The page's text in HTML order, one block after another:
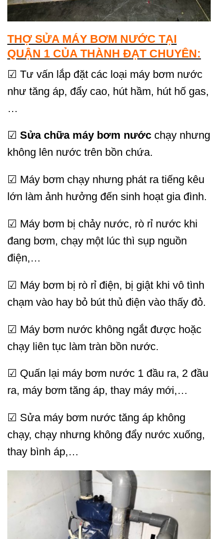
THỢ SỬA MÁY BƠM NƯỚC TẠI
QUẬN 1 CỦA THÀNH ĐẠT CHUYÊN:
☑ Tư vấn lắp đặt các loại máy bơm nước
như tăng áp, đẩy cao, hút hầm, hút hố gas,
…
☑ Sửa chữa máy bơm nước chạy nhưng
không lên nước trên bồn chứa.
☑ Máy bơm chạy nhưng phát ra tiếng kêu
lớn làm ảnh hưởng đến sinh hoạt gia đình.
☑ Máy bơm bị chảy nước, rò rỉ nước khi
đang bơm, chạy một lúc thì sụp nguồn
điện,…
☑ Máy bơm bị rò rỉ điện, bị giật khi vô tình
chạm vào hay bỏ bút thủ điện vào thấy đỏ.
☑ Máy bơm nước không ngắt được hoặc
chạy liên tục làm tràn bồn nước.
☑ Quấn lại máy bơm nước 1 đầu ra, 2 đầu
ra, máy bơm tăng áp, thay máy mới,…
☑ Sửa máy bơm nước tăng áp không
chạy, chạy nhưng không đẩy nước xuống,
thay bình áp,…